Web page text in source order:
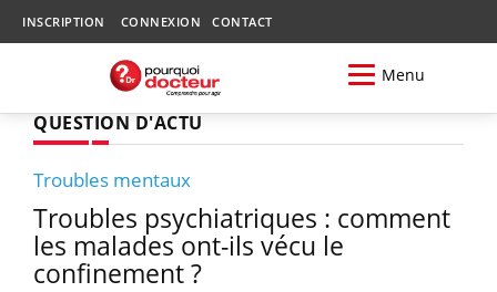
INSCRIPTION CONNEXION CONTACT
Menu
QUESTION D'ACTU
Troubles mentaux
Troubles psychiatriques : comment
les malades ont-ils vécu le
confinement ?